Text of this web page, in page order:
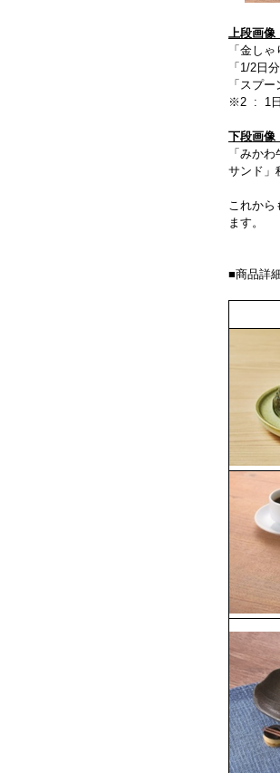
上段画
「金し
「1/2日
「スプ
※2 : 1日
下段画
「みか
サンド」
これから
ます。
■商品詳